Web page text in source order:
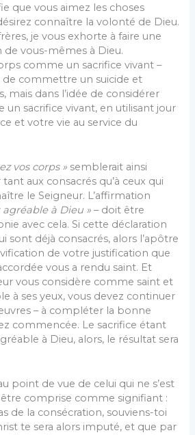
que vous aimez les choses
connaître la volonté de Dieu.
je vous exhorte à faire une
de vous-mêmes à Dieu.
comme un sacrifice vivant –
de commettre un suicide et
mais dans l’idée de considérer
sacrifice vivant, en utilisant jour
et votre vie au service du
vos corps » semblerait ainsi
aux consacrés qu’à ceux qui
le Seigneur. L’affirmation
agréable à Dieu » – doit être
avec cela. Si cette déclaration
sont déjà consacrés, alors l’apôtre
de votre justification que
vous a rendu saint. Et
vous considère comme saint et
à ses yeux, vous devez continuer
– à compléter la bonne
commencée. Le sacrifice étant
à Dieu, alors, le résultat sera
point de vue de celui qui ne s’est
comprise comme signifiant :
de la consécration, souviens-toi
te sera alors imputé, et que par